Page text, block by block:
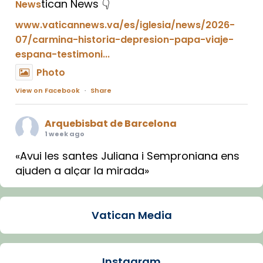
Newstican News 👇
www.vaticannews.va/es/iglesia/news/2026-
07/carmina-historia-depresion-papa-viaje-
espana-testimoni...
Photo
View on Facebook · Share
Arquebisbat de Barcelona
1 week ago
«Avui les santes Juliana i Semproniana ens
ajuden a alçar la mirada»
Mons. Sergi Gordo, bisbe de Tortosa, ha
Santes de Mataró.
🔗tinyurl.com/cvu5jmbk
Vatican Media